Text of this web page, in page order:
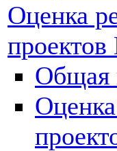
Оценка
Общая